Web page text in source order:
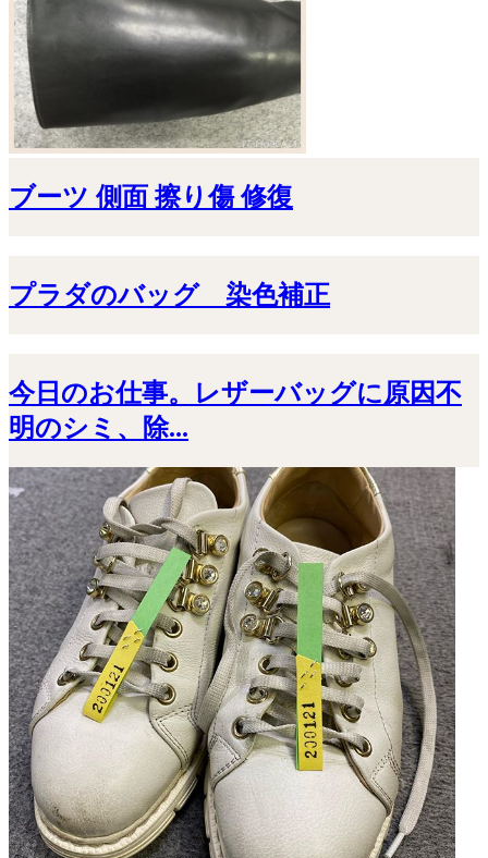
ブーツ 側面 擦り傷 修復
プラダのバッグ 染色補正
今日のお仕事。レザーバッグに原因不
明のシミ、除...